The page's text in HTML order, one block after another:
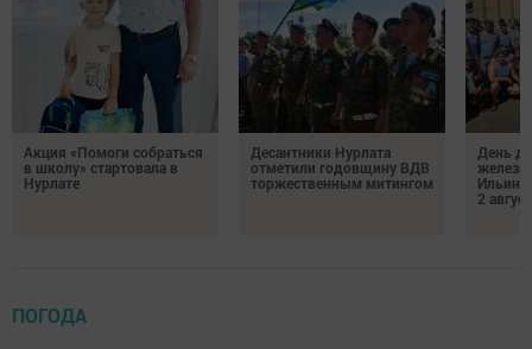
Акция «Помоги собраться
в школу» стартовала в
Нурлате
Десантники Нурлата
отметили годовщину ВДВ
торжественным митингом
День
Ильин
2
ПОГОДА